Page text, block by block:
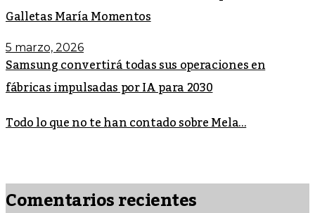
Galletas María Momentos
5 marzo, 2026
Samsung convertirá todas sus operaciones en
fábricas impulsadas por IA para 2030
Todo lo que no te han contado sobre Mela...
Comentarios recientes